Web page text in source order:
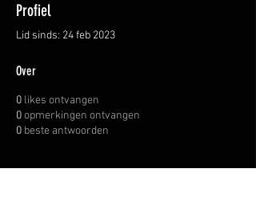
Profiel
Lid sinds: 24 feb 2023
Over
0 likes ontvangen
0opmerkingen ontvangen
0 beste antwoorden